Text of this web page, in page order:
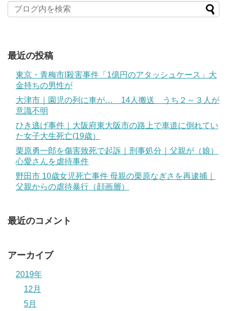
最近の投稿
東京・青梅市|殺害事件「1億円のアタッシュケース」大
金持ちの男性が
大津市｜園児の列に車が… 14人搬送 うち２～３人が
意識不明
ひき逃げ事件｜大阪府東大阪市の路上で車道に倒れてい
た女子大生死亡(19歳）
栗原勇一郎を傷害致死で起訴｜刑事処分｜父親が（娘）
心愛さんを虐待事件
野田市 10歳女児死亡事件 母親の栗原なぎさを再逮捕｜
父親からの虐待暴行（顔画層）
最近のコメント
アーカイブ
2019年
12月
5月